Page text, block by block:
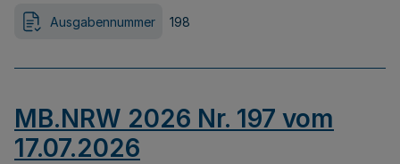
Ausgabennummer 198
MB.NRW 2026 Nr. 197 vom
17.07.2026